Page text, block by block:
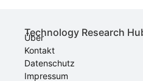
Technology Research
Über
Kontakt
Datenschutz
Impressum